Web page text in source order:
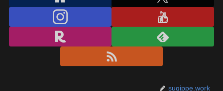
sugippe.work